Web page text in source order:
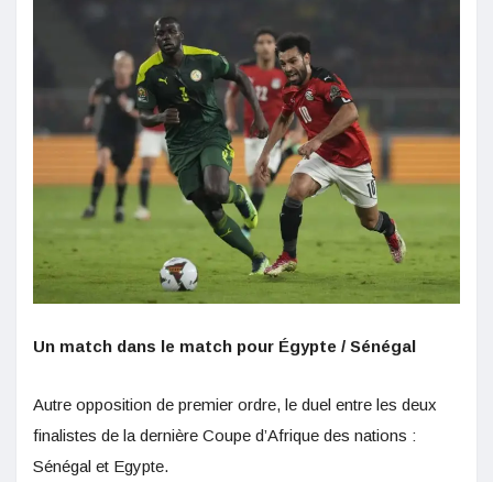
Un match dans le match pour Égypte / Sénégal
Autre opposition de premier ordre, le duel entre les deux
finalistes de la dernière Coupe d’Afrique des nations :
Sénégal et Egypte.